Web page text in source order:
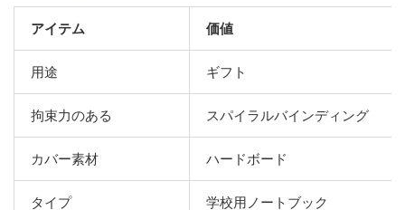
アイテム 価値
用途 ギフト
拘束力のある スパイラルバインディング
カバー素材 ハードボード
タイプ 学校用ノートブック